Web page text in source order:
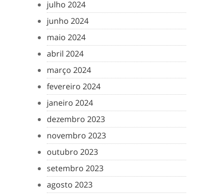
julho 2024
junho 2024
maio 2024
abril 2024
março 2024
fevereiro 2024
janeiro 2024
dezembro 2023
novembro 2023
outubro 2023
setembro 2023
agosto 2023